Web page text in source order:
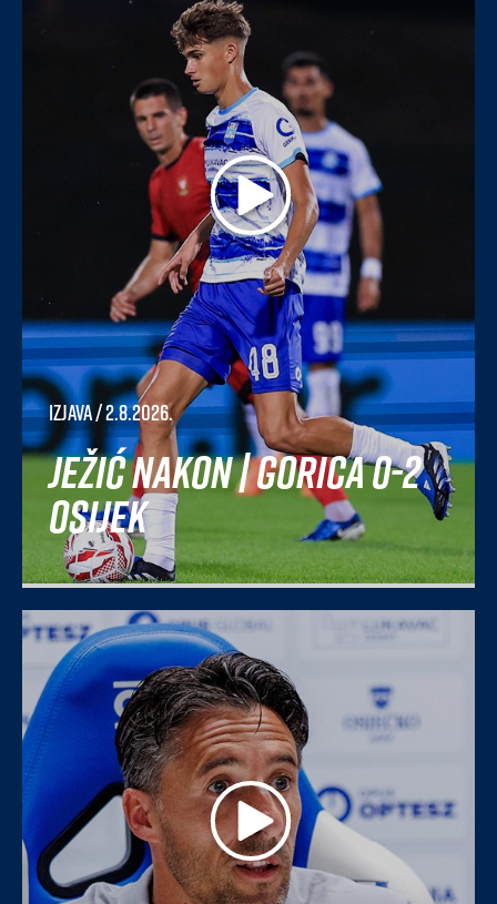
Izjava/ 2.8.2026.
Ježić nakon | Gorica 0-2
Osijek